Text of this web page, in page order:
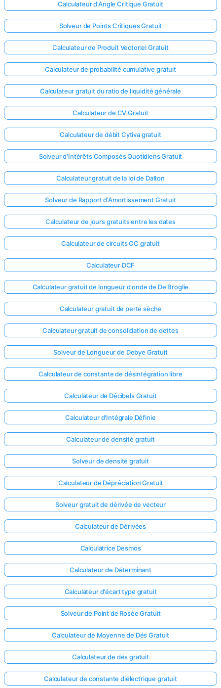
Connectez-
vous ici !
Calculateur d'Angle Critique Gratuit
Solveur de Points Critiques Gratuit
Calculateur de Produit Vectoriel Gratuit
Calculateur de probabilité cumulative gratuit
Calculateur gratuit du ratio de liquidité générale
Calculateur de CV Gratuit
Calculateur de débit Cytiva gratuit
Solveur d'Intérêts Composés Quotidiens Gratuit
Calculateur gratuit de la loi de Dalton
Solveur de Rapport d'Amortissement Gratuit
Calculateur de jours gratuits entre les dates
Calculateur de circuits CC gratuit
Calculateur DCF
Calculateur gratuit de longueur d'onde de De Broglie
Calculateur gratuit de perte sèche
Calculateur gratuit de consolidation de dettes
Solveur de Longueur de Debye Gratuit
Calculateur de constante de désintégration libre
Calculateur de Décibels Gratuit
Calculateur d'Intégrale Définie
Calculateur de densité gratuit
Solveur de densité gratuit
Calculateur de Dépréciation Gratuit
Solveur gratuit de dérivée de vecteur
Calculateur de Dérivées
Calculatrice Desmos
Calculateur de Déterminant
Calculateur d'écart type gratuit
Solveur de Point de Rosée Gratuit
Calculateur de Moyenne de Dés Gratuit
Calculateur de dés gratuit
Calculateur de constante diélectrique gratuit